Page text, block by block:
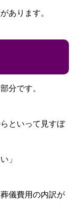
あります。
分です。
といって見すぼ
」
儀費用の内訳が